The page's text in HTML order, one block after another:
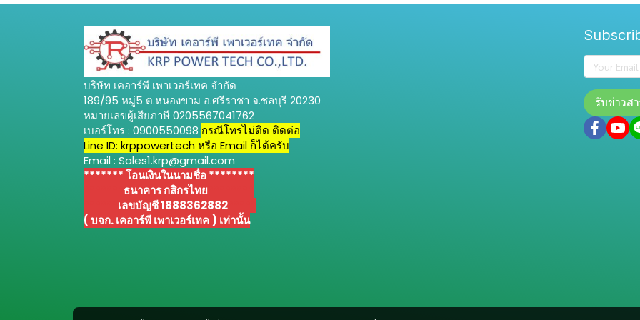
บริษัท เคอาร์พี เพาเวอร์เทค จำกัด
189/95 หมู่5 ต.หนองขาม อ.ศรีราชา จ.ชลบุรี 20230
หมายเลขผู้เสียภาษี 0205567041762
เบอร์โทร : 0900550098 กรณีโทรไม่ติด ติดต่อ
Line ID: krppowertech หรือ Email ก็ได้ครับ
Email : Sales1.krp@gmail.com
******* โอนเงินในนามชื่อ ********
ธนาคาร กสิกรไทย
เลขบัญชี 1888362882
( บจก. เคอาร์พี เพาเวอร์เทค ) เท่านั้น
รับข่าวส